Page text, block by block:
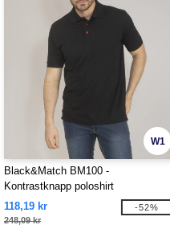
W1
Black&Match BM100 -
Kontrastknapp poloshirt
118,19 kr
248,09 kr
-52%